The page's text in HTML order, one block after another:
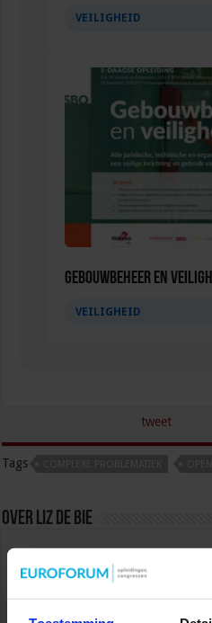
VEILIGHEID
Gebouwbeheer en
VEILIGHEID
tweet
Tags
Over Liz de Bie
Studiecentrum
organiseer ik
en incompany